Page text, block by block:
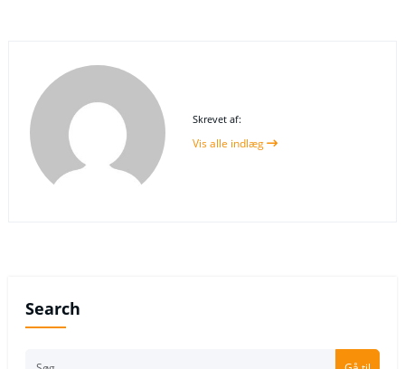
Skrevet af:
Vis alle indlæg
Search